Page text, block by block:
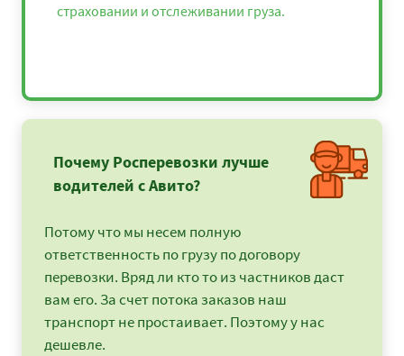
страховании и отслеживании груза.
Почему Росперевозки лучше
водителей с Авито?
Потому что мы несем полную
ответственность по грузу по договору
перевозки. Вряд ли кто то из частников даст
вам его. За счет потока заказов наш
транспорт не простаивает. Поэтому у нас
дешевле.